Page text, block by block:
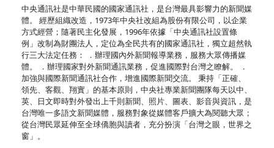
中央通訊社是中華民國的國家通訊社，是台灣最具影響力的新聞媒
體。 經歷組織改造，1973年中央社改組為股份有限公司，以企業
方式經營；隨著民主化發展，1996年依據「中央通訊社設置條
例」改制為財團法人，定位為全民共有的國家通訊社，獨立超然執
行三大法定任務： ．辦理國內外新聞報導業務，服務大眾傳播媒
體。 ．辦理國家對外新聞通訊業務，促進國際對台灣之瞭解。 ．
加強與國際新聞通訊社合作，增進國際新聞交流。 秉持「正確、
領先、客觀、翔實」的基本原則，中央社專業新聞團隊每天以中、
英、日文即時對外發出上千則新聞、照片、圖表、影音與資訊，是
台灣唯一多語文新聞媒體，服務對象從媒體客戶擴大為閱聽大眾；
從台灣民眾延伸至全球僑胞與讀者，充分扮演「台灣之眼，世界之
窗」。